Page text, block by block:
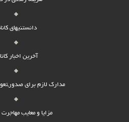
دانستنیهای
آخرین اخبار
مدارک لازم برای
مزایا و معایب مهاجرت